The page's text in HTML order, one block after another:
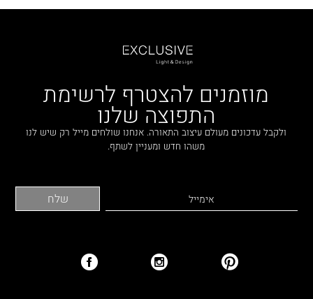
מוזמנים להצטרף לרשימת
התפוצה שלנו
ולקבל עדכונים מעולם עיצוב התאורה. אנחנו שולחים מייל רק שיש לנו
משהו חדש ומעניין לשתף.